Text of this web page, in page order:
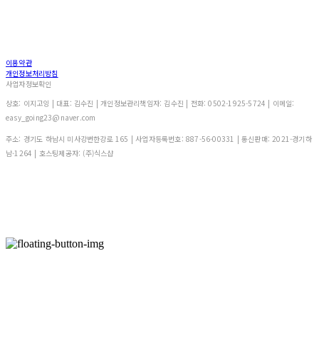
이용약관
개인정보처리방침
사업자정보확인
상호: 이지고잉 | 대표: 김수진 | 개인정보관리책임자: 김수진 | 전화: 0502-1925-5724 | 이메일:
easy_going23@naver.com
주소: 경기도 하남시 미사강변한강로 165 | 사업자등록번호: 887-56-00331 | 통신판매:2021-경기하
남-1264 | 호스팅제공자: (주)식스샵